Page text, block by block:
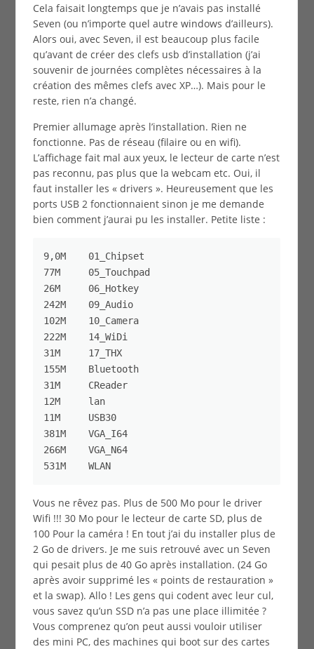
Cela faisait longtemps que je n’avais pas installé
Seven (ou n’importe quel autre windows d’ailleurs).
Alors oui, avec Seven, il est beaucoup plus facile
qu’avant de créer des clefs usb d’installation (j’ai
souvenir de journées complètes nécessaires à la
création des mêmes clefs avec XP…). Mais pour le
reste, rien n’a changé.
Premier allumage après l’installation. Rien ne
fonctionne. Pas de réseau (filaire ou en wifi).
L’affichage fait mal aux yeux, le lecteur de carte n’est
pas reconnu, pas plus que la webcam etc. Oui, il
faut installer les « drivers ». Heureusement que les
ports USB 2 fonctionnaient sinon je me demande
bien comment j’aurai pu les installer. Petite liste :
9,0M    01_Chipset
77M     05_Touchpad
26M     06_Hotkey
242M    09_Audio
102M    10_Camera
222M    14_WiDi
31M     17_THX
155M    Bluetooth
31M     CReader
12M     lan
11M     USB30
381M    VGA_I64
266M    VGA_N64
531M    WLAN
Vous ne rêvez pas. Plus de 500 Mo pour le driver
Wifi !!! 30 Mo pour le lecteur de carte SD, plus de
100 Pour la caméra ! En tout j’ai du installer plus de
2 Go de drivers. Je me suis retrouvé avec un Seven
qui pesait plus de 40 Go après installation. (24 Go
après avoir supprimé les « points de restauration »
et la swap). Allo ! Les gens qui codent avec leur cul,
vous savez qu’un SSD n’a pas une place illimitée ?
Vous comprenez qu’on peut aussi vouloir utiliser
des mini PC, des machines qui boot sur des cartes